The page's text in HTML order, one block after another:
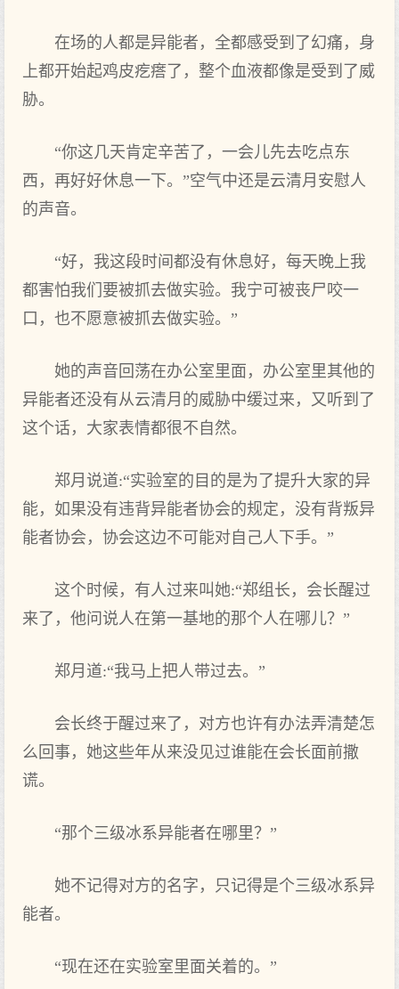
在场的人都是异能者，全都感受到了幻痛，身
上都开始起鸡皮疙瘩了，整个血液都像是受到了威
胁。
“你这几天肯定辛苦了，一会儿先去吃点东
西，再好好休息一下。”空气中还是云清月安慰人
的声音。
“好，我这段时间都没有休息好，每天晚上我
都害怕我们要被抓去做实验。我宁可被丧尸咬一
口，也不愿意被抓去做实验。”
她的声音回荡在办公室里面，办公室里其他的
异能者还没有从云清月的威胁中缓过来，又听到了
这个话，大家表情都很不自然。
郑月说道:“实验室的目的是为了提升大家的异
能，如果没有违背异能者协会的规定，没有背叛异
能者协会，协会这边不可能对自己人下手。”
这个时候，有人过来叫她:“郑组长，会长醒过
来了，他问说人在第一基地的那个人在哪儿？”
郑月道:“我马上把人带过去。”
会长终于醒过来了，对方也许有办法弄清楚怎
么回事，她这些年从来没见过谁能在会长面前撒
谎。
“那个三级冰系异能者在哪里？”
她不记得对方的名字，只记得是个三级冰系异
能者。
“现在还在实验室里面关着的。”